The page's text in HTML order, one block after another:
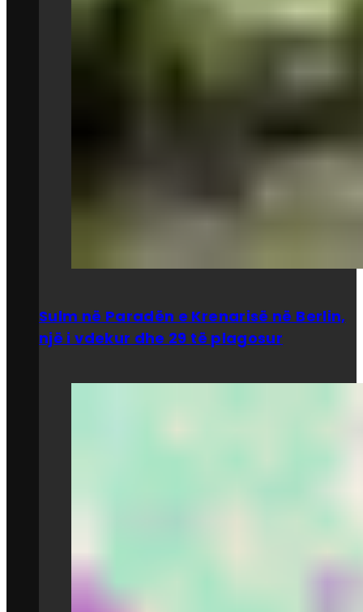
Sulm në Paradën e Krenarisë në Berlin,
një i vdekur dhe 29 të plagosur